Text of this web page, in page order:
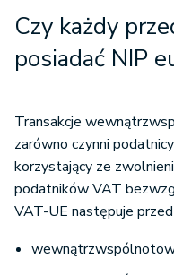
Czy każdy
posiadać NIP
Transakcje
zarówno czynni
korzystający ze
podatników VAT
VAT-UE następuje